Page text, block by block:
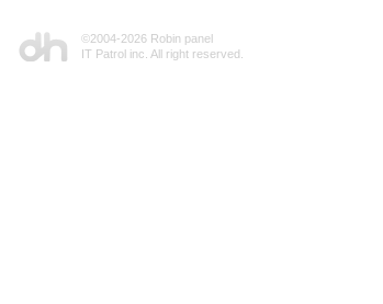
©2004-2026 Robin panel
IT Patrol inc. All right reserved.